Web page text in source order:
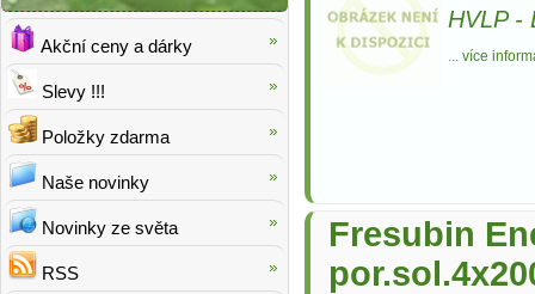
HVLP-
... více
Fresubin
Akční ceny a dárky
Slevy !!!
Položky zdarma
Naše novinky
Novinky ze světa
RSS